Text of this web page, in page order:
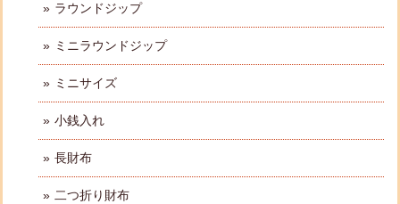
ラウンドジップ
ミニラウンドジップ
ミニサイズ
小銭入れ
長財布
二つ折り財布